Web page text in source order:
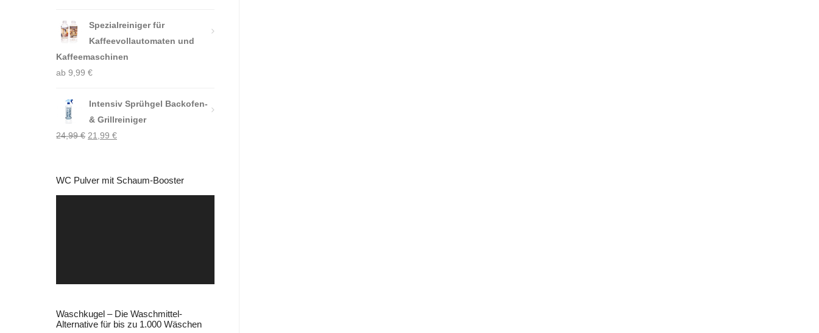
war:
18,99 €
ist:
15,99 €.
Spezialreiniger für
Kaffeevollautomaten und
Kaffeemaschinen
ab 9,99 €
Intensiv Sprühgel Backofen-
& Grillreiniger
24,99€ Ursprünglicher
24,99 €
21,99 €Aktueller
21,99 €.
WC Pulver mit Schaum-Booster
Waschkugel – Die Waschmittel-
Alternative für bis zu 1.000 Wäschen